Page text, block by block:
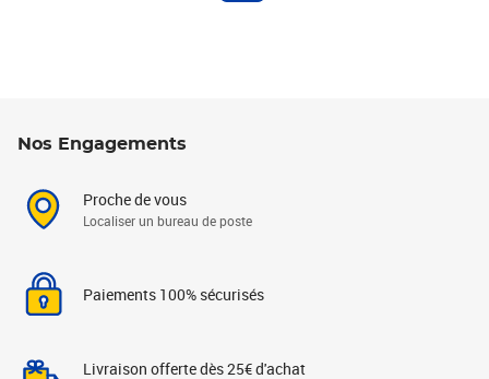
Nos Engagements
Proche de vous
Localiser un bureau de poste
Paiements 100% sécurisés
Livraison offerte dès 25€ d'achat